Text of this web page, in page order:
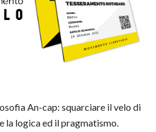
An-cap: squarciare il velo di
la logica ed il pragmatismo.